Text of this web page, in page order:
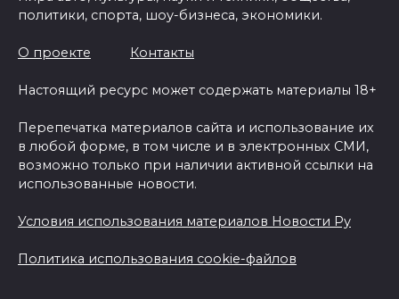
политики, спорта, шоу-бизнеса, экономики.
О проекте Контакты
Настоящий ресурс может содержать материалы 18+
Перепечатка материалов сайта и использование их
в любой форме, в том числе и в электронных СМИ,
возможно только при наличии активной ссылки на
использованные новости.
Условия использования материалов Новости Ру
Политика использования cookie-файлов